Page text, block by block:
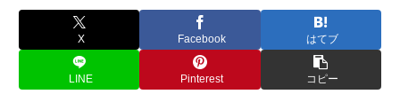
X Facebook はてブ
LINE Pinterest コピー